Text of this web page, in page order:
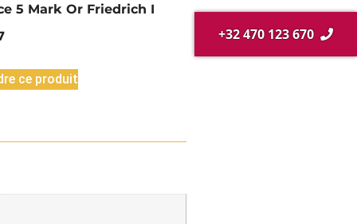
5 Mark Or Friedrich I
ce produit
+32 470 123 670